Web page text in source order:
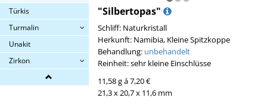
Türkis
Turmalin
Unakit
Zirkon
"Silbertopas"
Schliff: Naturkristall
Herkunft: Namibia, Kleine Spitzkoppe
Behandlung: unbehandelt
Reinheit: sehr kleine Einschlüsse
11,58 g á 7,20 €
21,3 x 20,7 x 11,6 mm